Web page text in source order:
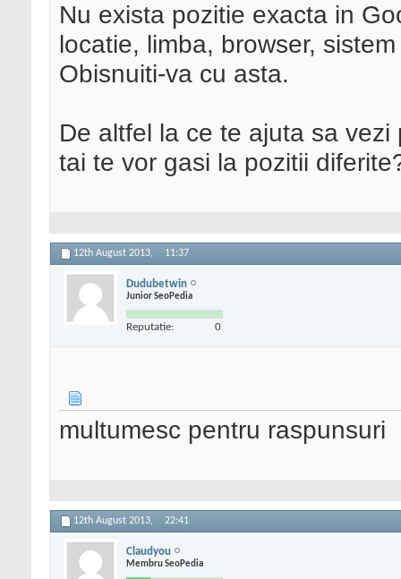
Nu exista pozitie exacta in
locatie, limba, browser,
Obisnuiti-va cu asta.
De altfel la ce te ajuta sa
tai te vor gasi la pozitii
12th August 2013, 11:37
Dudubetwin
Junior SeoPedia
Reputatie: 0
multumesc pentru raspunsuri
12th August 2013, 22:41
Claudyou
Membru SeoPedia